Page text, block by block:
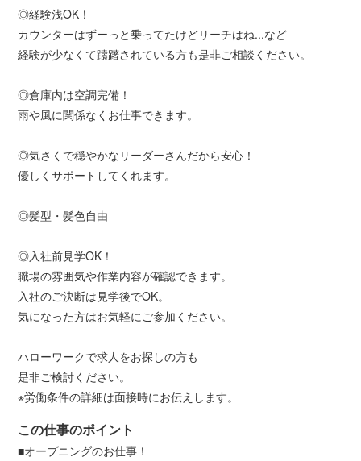
◎経験浅OK！
カウンターはずーっと乗ってたけどリーチはね...など
経験が少なくて躊躇されている方も是非ご相談ください。
◎倉庫内は空調完備！
雨や風に関係なくお仕事できます。
◎気さくで穏やかなリーダーさんだから安心！
優しくサポートしてくれます。
◎髪型・髪色自由
◎入社前見学OK！
職場の雰囲気や作業内容が確認できます。
入社のご決断は見学後でOK。
気になった方はお気軽にご参加ください。
ハローワークで求人をお探しの方も
是非ご検討ください。
※労働条件の詳細は面接時にお伝えします。
この仕事のポイント
■オープニングのお仕事！